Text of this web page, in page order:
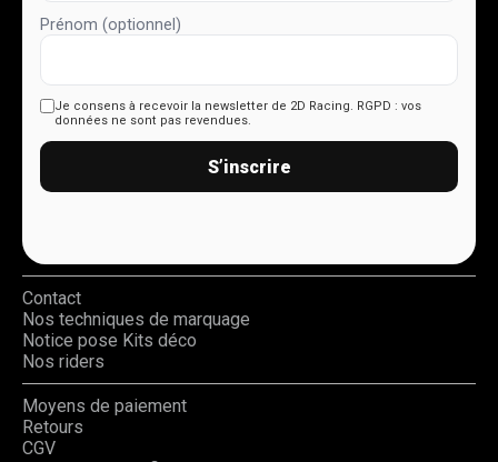
Prénom (optionnel)
Je consens à recevoir la newsletter de 2D Racing. RGPD : vos
données ne sont pas revendues.
S’inscrire
Contact
Nos techniques de marquage
Notice pose Kits déco
Nos riders
Moyens de paiement
Retours
CGV